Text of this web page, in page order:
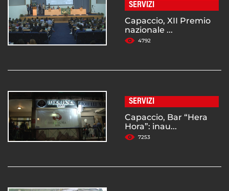
SERVIZI
Capaccio, XII Premio
nazionale ...
4792
SERVIZI
Capaccio, Bar “Hera
Hora”: inau...
7253